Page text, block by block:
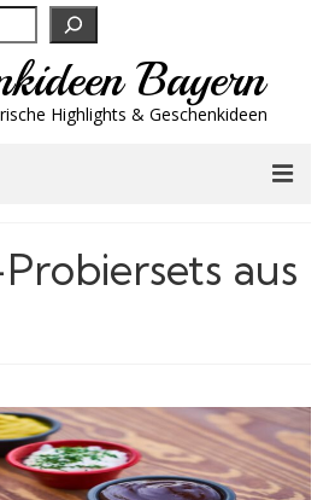
Bayern
Highlights & Geschenkideen
aus